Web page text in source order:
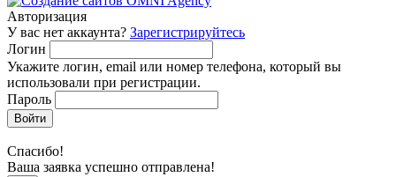
Авторизация
У вас нет аккаунта? Зарегистрируйтесь
Логин
Укажите логин, email или номер телефона, который вы
использовали при регистрации.
Пароль
Войти
Спасибо!
Ваша заявка успешно отправлена!